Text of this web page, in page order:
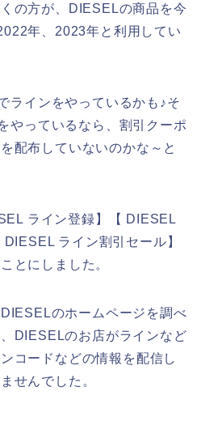
の方が、DIESELの商品を今
年、2023年と利用してい
ラインをやっているかも♪そ
やっているなら、割引クーポ
配布していないのかな～と
ライン登録】【 DIESEL
ライン割引セール】
とにしました。
のホームページを調べ
DIESELのお店がラインなど
コードなどの情報を配信し
せんでした。